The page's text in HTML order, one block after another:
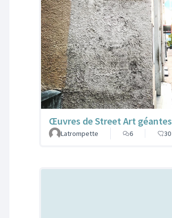
Œuvres de Street Art géantes
Latrompette
6 30